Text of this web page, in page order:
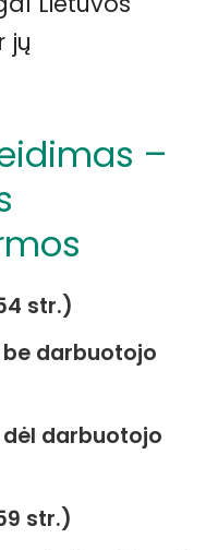
jų
–
str.)
darbuotojo
darbuotojo
str.)